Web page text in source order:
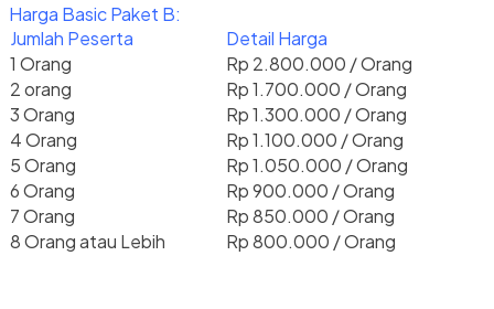
Harga Basic Paket B:
Jumlah Peserta
Detail Harga
1 Orang
Rp 2.800.000 / Orang
2 orang
Rp 1.700.000 / Orang
3 Orang
Rp 1.300.000 / Orang
4 Orang
Rp 1.100.000 / Orang
5 Orang
Rp 1.050.000 / Orang
6 Orang
Rp 900.000 / Orang
7 Orang
Rp 850.000 / Orang
8 Orang atau Lebih
Rp 800.000 / Orang